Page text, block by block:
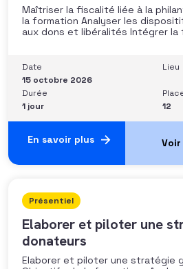
Maîtriser la fiscalité liée à la
la formation Analyser les
aux dons et libéralités Intégrer la
situations nécessitant un
Compétences et aptitudes
Date
15 octobre 2026
Lieu
Durée
1 jour
12
En savoir plus
Présentiel
Elaborer et piloter une
donateurs
Elaborer et piloter une stratégie